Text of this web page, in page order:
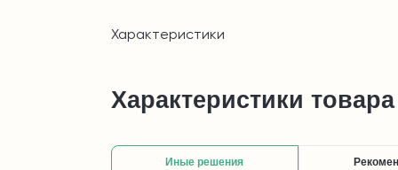
Характеристики
Характеристики товара
Иные решения